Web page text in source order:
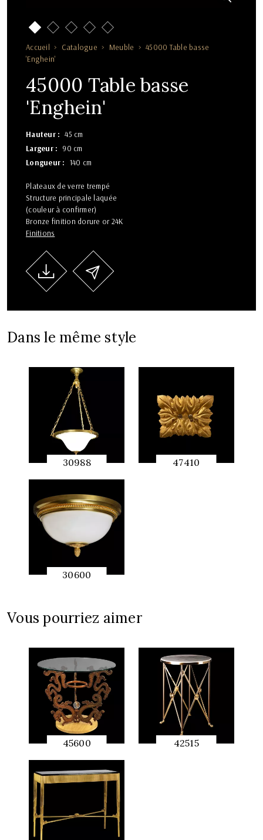
Accueil Catalogue Meuble
45000 Table basse
'Enghein'
45000 Table basse
'Enghein'
Hauteur
45 cm
Largeur
90 cm
Longueur
140 cm
Plateaux de verre trempé
Structure principale laquée
(couleur à confirmer)
Bronze finition dorure or 24K
Finitions
Dans le même style
30988
APERÇU
RAPIDE
47410
30600
Vous pourriez aimer
45600
APERÇU
RAPIDE
42515